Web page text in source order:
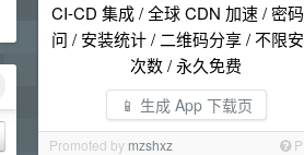
CI-CD 集成 / 全球 CDN 加速 / 密
问 / 安装统计 / 二维码分享 / 不限
次数 / 永久免费
📱 生成 App 下载页
Promoted by mzshxz